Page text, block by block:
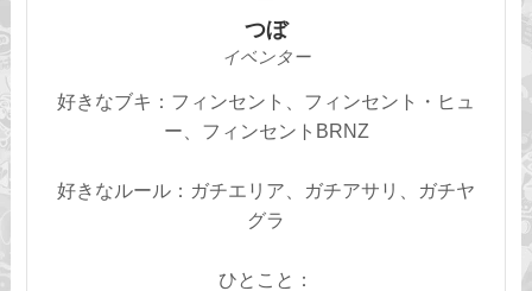
つぼ
イベンター
好きなブキ：フィンセント、フィンセント・ヒュ
ー、フィンセントBRNZ
好きなルール：ガチエリア、ガチアサリ、ガチヤ
グラ
ひとこと：